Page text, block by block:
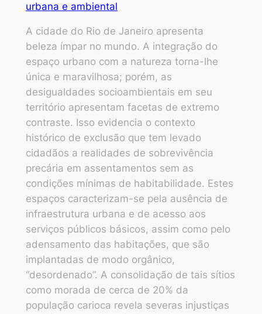
urbana e ambiental
A cidade do Rio de Janeiro apresenta
beleza ímpar no mundo. A integração do
espaço urbano com a natureza torna-lhe
única e maravilhosa; porém, as
desigualdades socioambientais em seu
território apresentam facetas de extremo
contraste. Isso evidencia o contexto
histórico de exclusão que tem levado
cidadãos a realidades de sobrevivência
precária em assentamentos sem as
condições mínimas de habitabilidade. Estes
espaços caracterizam-se pela ausência de
infraestrutura urbana e de acesso aos
serviços públicos básicos, assim como pelo
adensamento das habitações, que são
implantadas de modo orgânico,
“desordenado”. A consolidação de tais sítios
como morada de cerca de 20% da
população carioca revela severas injustiças